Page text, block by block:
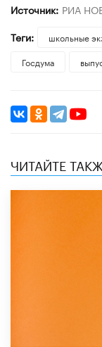
Источник: РИА
Теги:
школьные
Госдума
ЧИТАЙТЕ